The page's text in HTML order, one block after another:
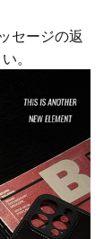
セージの返
。